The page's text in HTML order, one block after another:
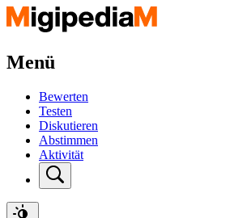
Menü
Bewerten
Testen
Diskutieren
Abstimmen
Aktivität